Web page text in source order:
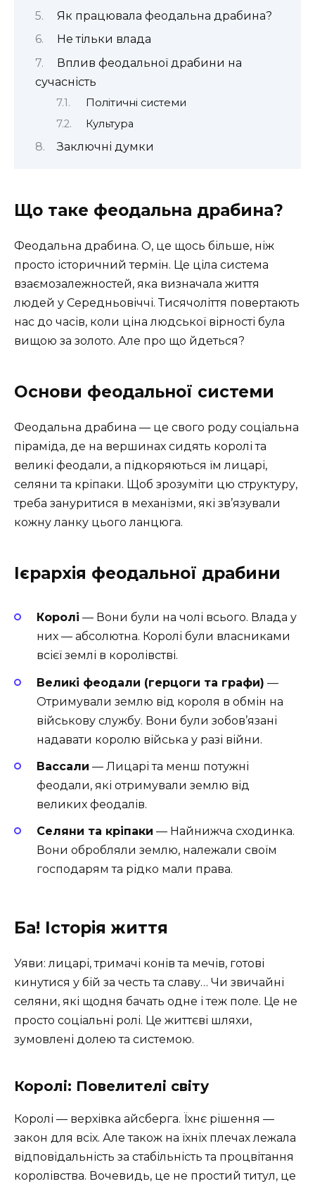
Як працювала феодальна драбина?
Не тільки влада
Вплив феодальної драбини на
сучасність
Політичні системи
Культура
Заключні думки
Що таке феодальна драбина?
Феодальна драбина. О, це щось більше, ніж
просто історичний термін. Це ціла система
взаємозалежностей, яка визначала життя
людей у Середньовіччі. Тисячоліття повертають
нас до часів, коли ціна людської вірності була
вищою за золото. Але про що йдеться?
Основи феодальної системи
Феодальна драбина — це свого роду соціальна
піраміда, де на вершинах сидять королі та
великі феодали, а підкоряються їм лицарі,
селяни та кріпаки. Щоб зрозуміти цю структуру,
треба зануритися в механізми, які зв’язували
кожну ланку цього ланцюга.
Ієрархія феодальної драбини
Королі — Вони були на чолі всього. Влада у
них — абсолютна. Королі були власниками
всієї землі в королівстві.
Великі феодали (герцоги та графи) —
Отримували землю від короля в обмін на
військову службу. Вони були зобов’язані
надавати королю війська у разі війни.
Вассали — Лицарі та менш потужні
феодали, які отримували землю від
великих феодалів.
Селяни та кріпаки — Найнижча сходинка.
Вони обробляли землю, належали своїм
господарям та рідко мали права.
Ба! Історія життя
Уяви: лицарі, тримачі конів та мечів, готові
кинутися у бій за честь та славу… Чи звичайні
селяни, які щодня бачать одне і теж поле. Це не
просто соціальні ролі. Це життєві шляхи,
зумовлені долею та системою.
Королі: Повелителі світу
Королі — верхівка айсберга. Їхнє рішення —
закон для всіх. Але також на їхніх плечах лежала
відповідальність за стабільність та процвітання
королівства. Вочевидь, це не простий титул, це